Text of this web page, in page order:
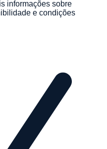
informações sobre
e condições